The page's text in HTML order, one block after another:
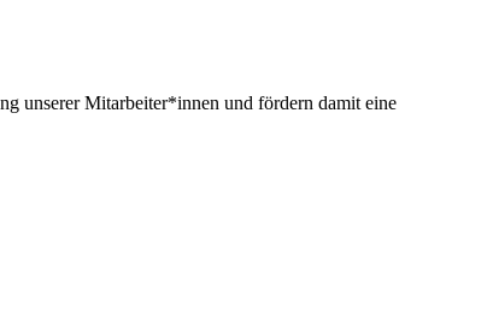
unserer Mitarbeiter*innen und fördern damit eine